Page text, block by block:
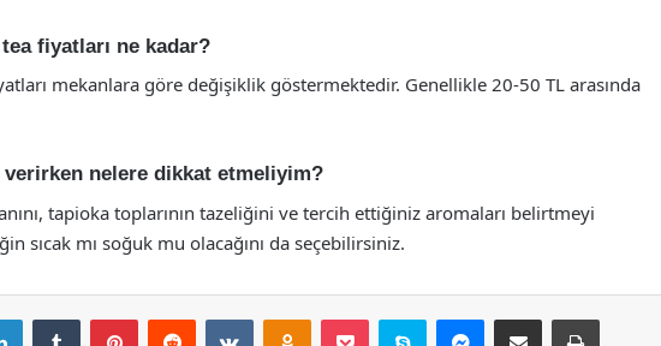
fiyatları ne kadar?
mekanlara göre değişiklik göstermektedir. Genellikle 20-50 TL arasında
nelere dikkat etmeliyim?
tapioka toplarının tazeliğini ve tercih ettiğiniz aromaları belirtmeyi
sıcak mı soğuk mu olacağını da seçebilirsiniz.
LinkedInTumblr PinterestReddit VKontakteOdnoklassniki
Pocket Skype Messenger
E-Posta ile paylaş Yazdır